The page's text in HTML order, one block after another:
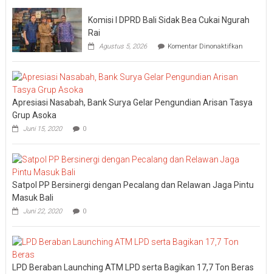
Komisi I DPRD Bali Sidak Bea Cukai Ngurah
Rai
Agustus 5, 2026 Komentar Dinonaktifkan
I
Bea
Apresiasi Nasabah, Bank Surya Gelar Pengundian Arisan Tasya
Grup Asoka
Juni 15, 2020 0
Satpol PP Bersinergi dengan Pecalang dan Relawan Jaga Pintu
Masuk Bali
Juni 22, 2020 0
LPD Beraban Launching ATM LPD serta Bagikan 17,7 Ton Beras